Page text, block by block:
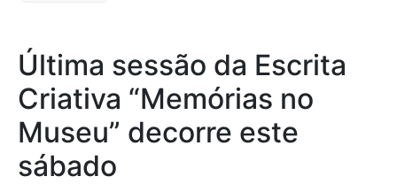
Última sessão da Escrita
Criativa “Memórias no
Museu” decorre este
sábado